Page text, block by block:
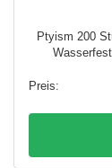
Ptyism 200